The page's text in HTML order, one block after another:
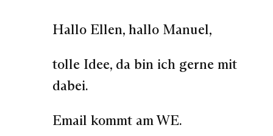
Hallo Ellen, hallo Manuel,
tolle Idee, da bin ich gerne mit
dabei.
Email kommt am WE.